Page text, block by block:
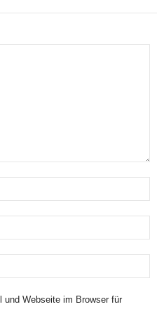
und Webseite im Browser für